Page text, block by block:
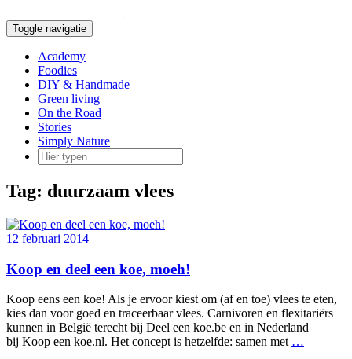
naar
inhoud
Toggle navigatie
Academy
Foodies
DIY & Handmade
Green living
On the Road
Stories
Simply Nature
Tag: duurzaam vlees
12 februari 2014
Koop en deel een koe, moeh!
Koop eens een koe! Als je ervoor kiest om (af en toe) vlees te eten,
kies dan voor goed en traceerbaar vlees. Carnivoren en flexitariërs
kunnen in België terecht bij Deel een koe.be en in Nederland
bij Koop een koe.nl. Het concept is hetzelfde: samen met …